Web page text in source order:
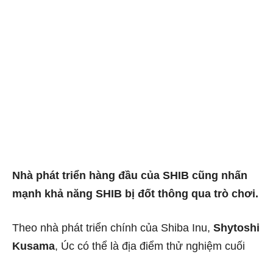
Nhà phát triển hàng đầu của SHIB cũng nhấn
mạnh khả năng SHIB bị đốt thông qua trò chơi.
Theo nhà phát triển chính của Shiba Inu, Shytoshi
Kusama, Úc có thể là địa điểm thử nghiệm cuối